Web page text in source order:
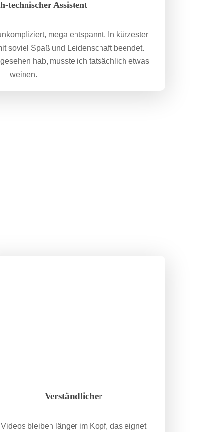
technischer Assistent
mega entspannt. In kürzester
soviel Spaß und Leidenschaft beendet.
hab, musste ich tatsächlich etwas
weinen.
Verständlicher
Videos bleiben länger im Kopf, das eignet